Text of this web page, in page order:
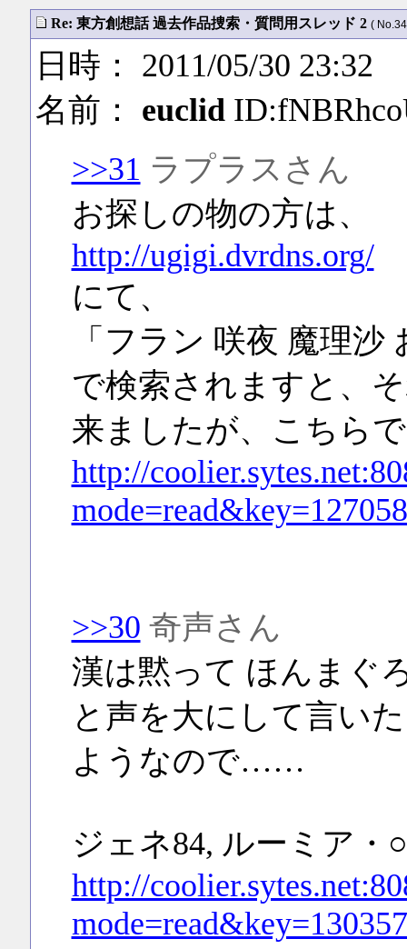
Re: 東方創想話 過去作品捜索・質問用スレッド 2 (
日時： 2011/05/30 23:32
名前： euclid
>>31 ラプラスさん
お探しの物の方は、
http://ugigi.dvrdns.org/
にて、
「フラン 咲夜 魔理沙
で検索されますと、
来ましたが、こちら
http://
>>30 奇声さん
漢は黙って ほんまぐ
と声を大にして言い
ようなので……
ジェネ84, ルーミア
http://